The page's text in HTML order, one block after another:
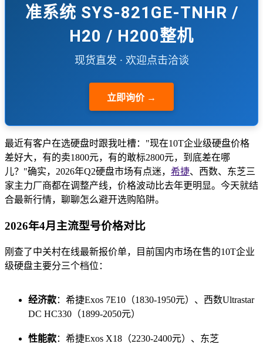
准系统 SYS-821GE-TNHR /
H20 / H200整机
现货直发 · 欢迎点击洽谈
立即询价 →
最近有客户在选硬盘时跟我吐槽："现在10T企业级硬盘价格
差好大，有的卖1800元，有的敢标2800元，到底差在哪
儿？"确实，2026年Q2硬盘市场有点迷， 希捷、西数、东芝三
家主力厂商都在调整产线，价格波动比去年更明显。今天就结
合最新行情，聊聊怎么避开选购陷阱。
2026年4月主流型号价格对比
刚查了中关村在线最新报价单，目前国内市场在售的10T企业
级硬盘主要分三个档位：
经济款：希捷Exos 7E10（1830-1950元）、西数Ultrastar
DC HC330（1899-2050元）
性能款：希捷Exos X18（2230-2400元）、东芝